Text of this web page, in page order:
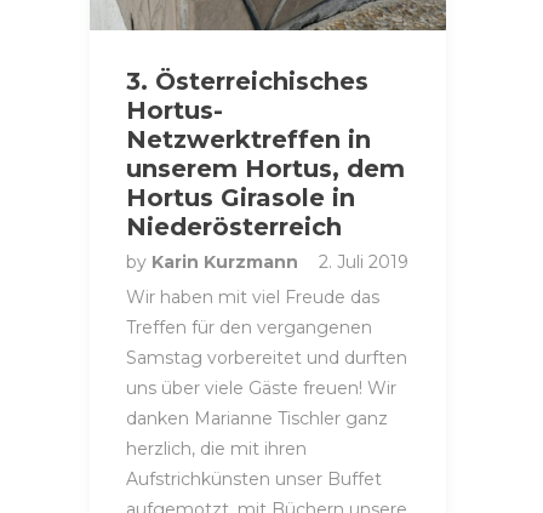
3. Österreichisches
Hortus-
Netzwerktreffen in
unserem Hortus, dem
Hortus Girasole in
Niederösterreich
by Karin Kurzmann
2. Juli 2019
Wir haben mit viel Freude das
Treffen für den vergangenen
Samstag vorbereitet und durften
uns über viele Gäste freuen! Wir
danken Marianne Tischler ganz
herzlich, die mit ihren
Aufstrichkünsten unser Buffet